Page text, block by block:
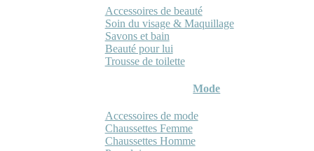
Accessoires de beauté
Soin du visage & Maquillage
Savons et bain
Beauté pour lui
Trousse de toilette
Mode
Accessoires de mode
Chaussettes Femme
Chaussettes Homme